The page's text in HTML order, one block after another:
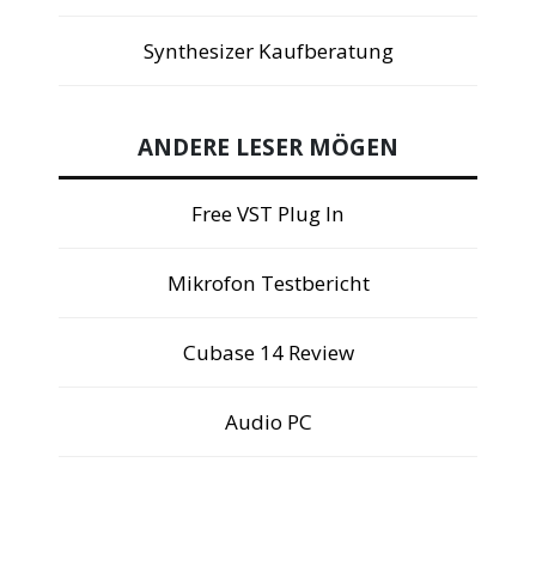
Synthesizer Kaufberatung
ANDERE LESER MÖGEN
Free VST Plug In
Mikrofon Testbericht
Cubase 14 Review
Audio PC